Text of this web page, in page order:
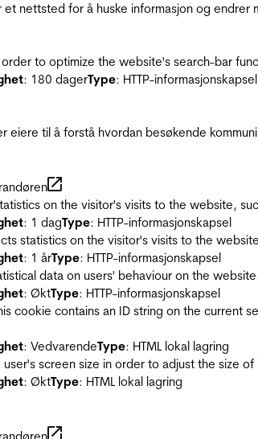
nettsted for å huske informasjon og
to optimize the website's search-bar
: 180 dagerType: HTTP-informasjonskapsel
eiere til å forstå hvordan besøkende
on the visitor's visits to the website,
: 1 dagType: HTTP-informasjonskapsel
statistics on the visitor's visits to the
: 1 årType: HTTP-informasjonskapsel
data on users' behaviour on the
: ØktType: HTTP-informasjonskapsel
cookie contains an ID string on the current
: VedvarendeType: HTML lokal lagring
user's screen size in order to adjust the size
: ØktType: HTML lokal lagring